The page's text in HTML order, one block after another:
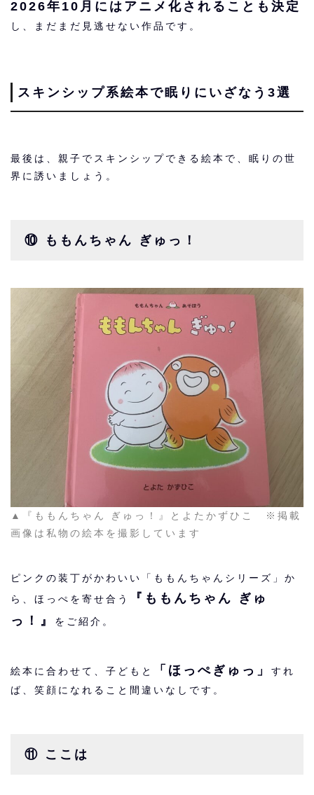
2026年10月にはアニメ化されることも決定
し、まだまだ見逃せない作品です。
スキンシップ系絵本で眠りにいざなう3選
最後は、親子でスキンシップできる絵本で、眠りの世
界に誘いましょう。
⑩ ももんちゃん ぎゅっ！
▲『ももんちゃん ぎゅっ！』とよたかずひこ ※掲載
画像は私物の絵本を撮影しています
ピンクの装丁がかわいい「ももんちゃんシリーズ」か
ら、ほっぺを寄せ合う
『ももんちゃん ぎゅ
っ！』
をご紹介。
絵本に合わせて、子どもと 「ほっぺぎゅっ」
すれ
ば、笑顔になれること間違いなしです。
⑪ ここは